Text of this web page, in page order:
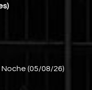
(05/08/26)